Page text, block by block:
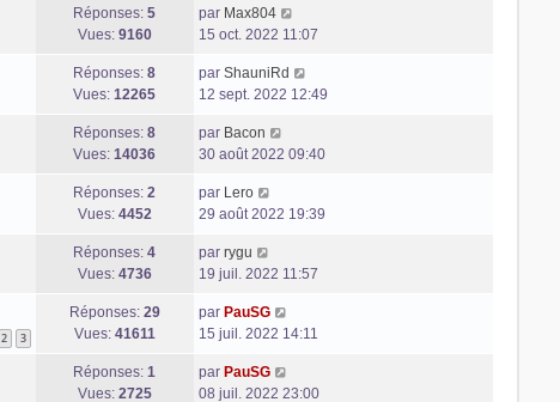
Réponses:5
Vues: 9160
par Max804
15 oct. 2022 11:07
Réponses:8
Vues:12265
par ShauniRd
12 sept. 2022 12:49
Réponses:8
Vues:14036
par Bacon
30 août 2022 09:40
Réponses:2
Vues: 4452
par Lero
29 août 2022 19:39
Réponses:4
Vues: 4736
par rygu
19 juil. 2022 11:57
2 3
Réponses: 29
Vues: 41611
par PauSG
15 juil. 2022 14:11
Réponses:1
Vues: 2725
par PauSG
08 juil. 2022 23:00